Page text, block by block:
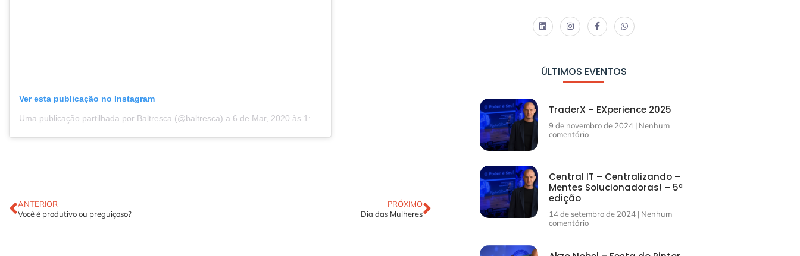
Ver esta publicação no Instagram
Uma publicação partilhada por Baltresca (@baltresca) a 6 de Mar, 2020 às 1:11 PST
ANTERIOR
Você é produtivo ou preguiçoso?
PRÓXIMO
Dia das Mulheres
ÚLTIMOS EVENTOS
TraderX – EXperience 2025
9 de novembro de 2024 Nenhum
comentário
Central IT – Centralizando –
Mentes Solucionadoras! – 5ª
edição
14 de setembro de 2024 Nenhum
comentário